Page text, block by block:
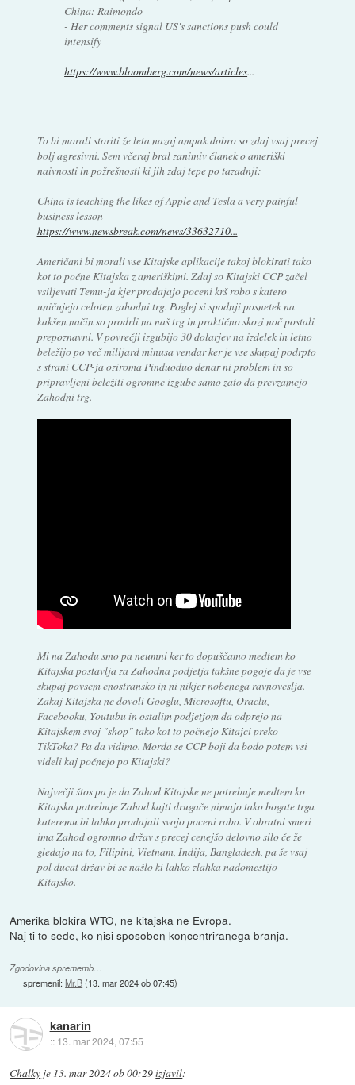
China: Raimondo
- Her comments signal US's sanctions push could
intensify
https://www.bloomberg.com/news/articles...
To bi morali storiti že leta nazaj ampak dobro so zdaj vsaj precej
bolj agresivni. Sem včeraj bral zanimiv članek o ameriški
naivnosti in požrešnosti ki jih zdaj tepe po tazadnji:
China is teaching the likes of Apple and Tesla a very painful
business lesson
https://www.newsbreak.com/news/33632710...
Američani bi morali vse Kitajske aplikacije takoj blokirati tako
kot to počne Kitajska z ameriškimi. Zdaj so Kitajski CCP začel
vsiljevati Temu-ja kjer prodajajo poceni krš robo s katero
uničujejo celoten zahodni trg. Poglej si spodnji posnetek na
kakšen način so prodrli na naš trg in praktično skozi noč postali
prepoznavni. V povrečji izgubijo 30 dolarjev na izdelek in letno
beležijo po več milijard minusa vendar ker je vse skupaj podrpto
s strani CCP-ja oziroma Pinduoduo denar ni problem in so
pripravljeni beležiti ogromne izgube samo zato da prevzamejo
Zahodni trg.
Mi na Zahodu smo pa neumni ker to dopuščamo medtem ko
Kitajska postavlja za Zahodna podjetja takšne pogoje da je vse
skupaj povsem enostransko in ni nikjer nobenega ravnoveslja.
Zakaj Kitajska ne dovoli Googlu, Microsoftu, Oraclu,
Facebooku, Youtubu in ostalim podjetjom da odprejo na
Kitajskem svoj "shop" tako kot to počnejo Kitajci preko
TikToka? Pa da vidimo. Morda se CCP boji da bodo potem vsi
videli kaj počnejo po Kitajski?
Največji štos pa je da Zahod Kitajske ne potrebuje medtem ko
Kitajska potrebuje Zahod kajti drugače nimajo tako bogate trga
kateremu bi lahko prodajali svojo poceni robo. V obratni smeri
ima Zahod ogromno držav s precej cenejšo delovno silo če že
gledajo na to, Filipini, Vietnam, Indija, Bangladesh, pa še vsaj
pol ducat držav bi se našlo ki lahko zlahka nadomestijo
Kitajsko.
Amerika blokira WTO, ne kitajska ne Evropa.
Naj ti to sede, ko nisi sposoben koncentriranega branja.
Zgodovina sprememb…
spremenil:Mr.B(13. mar 2024 ob 07:45)
kanarin
:: 13. mar 2024, 07:55
Chalky je 13. mar 2024 ob 00:29izjavil: